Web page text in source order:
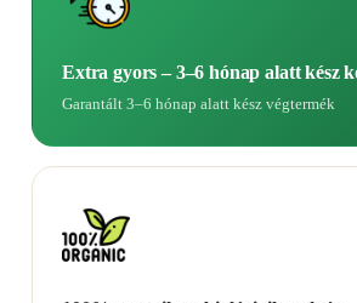
Extra gyors – 3–6 hónap alatt kész
Garantált 3–6 hónap alatt kész végtermék